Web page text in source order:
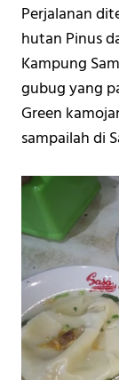
Perjalanan
hutan Pinus
Kampung
gubug yang
Green
sampailah di